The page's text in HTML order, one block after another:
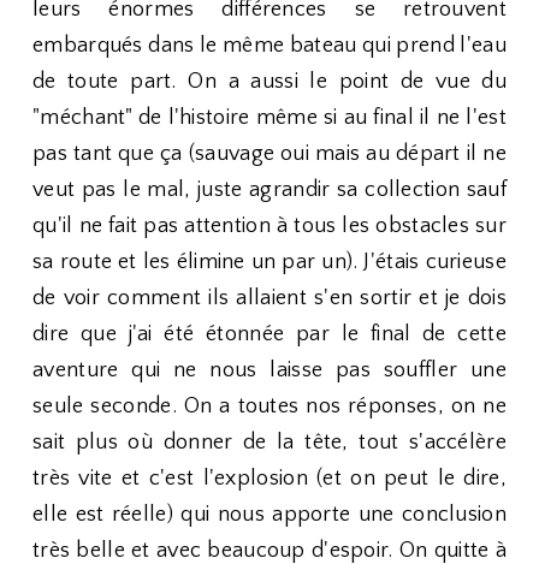
leurs énormes différences se retrouvent
embarqués dans le même bateau qui prend l'eau
de toute part. On a aussi le point de vue du
"méchant" de l'histoire même si au final il ne l'est
pas tant que ça (sauvage oui mais au départ il ne
veut pas le mal, juste agrandir sa collection sauf
qu'il ne fait pas attention à tous les obstacles sur
sa route et les élimine un par un). J'étais curieuse
de voir comment ils allaient s'en sortir et je dois
dire que j'ai été étonnée par le final de cette
aventure qui ne nous laisse pas souffler une
seule seconde. On a toutes nos réponses, on ne
sait plus où donner de la tête, tout s'accélère
très vite et c'est l'explosion (et on peut le dire,
elle est réelle) qui nous apporte une conclusion
très belle et avec beaucoup d'espoir. On quitte à